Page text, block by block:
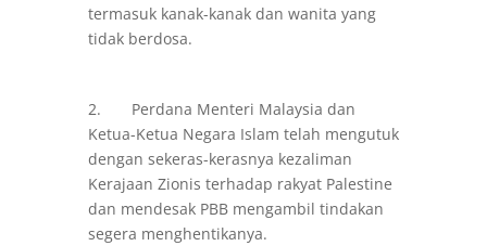
termasuk kanak-kanak dan wanita yang
tidak berdosa.
2. Perdana Menteri Malaysia dan
Ketua-Ketua Negara Islam telah mengutuk
dengan sekeras-kerasnya kezaliman
Kerajaan Zionis terhadap rakyat Palestine
dan mendesak PBB mengambil tindakan
segera menghentikanya.